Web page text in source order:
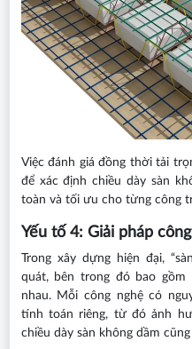
Việc đánh giá đồng thời tải
để xác định chiều dày sàn
toàn và tối ưu cho từng công
Yếu tố 4: Giải pháp
Trong xây dựng hiện đại,
quát, bên trong đó bao gồm
nhau. Mỗi công nghệ có
tính toán riêng, từ đó ảnh
chiều dày sàn không dầm